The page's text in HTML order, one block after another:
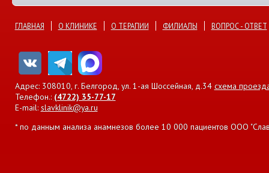
ГЛАВНАЯ О КЛИНИКЕ О ТЕРАПИИ ФИЛИАЛЫ ВОПРОС - ОТВЕТ
Адрес: 308010, г. Белгород, ул. 1-ая Шоссейная, д.34 схема
Телефон.: (4722) 35-77-17
E-mail: slavklinik@ya.ru
* по данным анализа анамнезов более 10 000 пациентов ООО